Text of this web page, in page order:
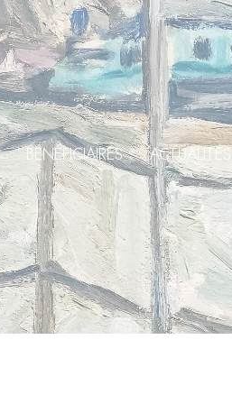
BÉNÉFICIAIRES ACTUALITÉS